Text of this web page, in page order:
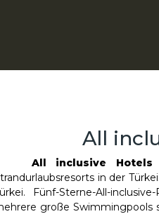
All
All inclusive
in der
Fünf-Sterne-All-
große Swimmingpools